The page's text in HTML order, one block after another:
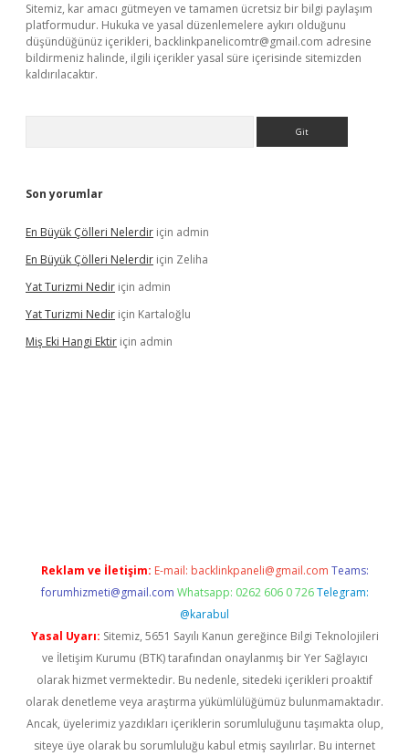
Sitemiz, kar amacı gütmeyen ve tamamen ücretsiz bir bilgi paylaşım
platformudur. Hukuka ve yasal düzenlemelere aykırı olduğunu
düşündüğünüz içerikleri, backlinkpanelicomtr@gmail.com adresine
bildirmeniz halinde, ilgili içerikler yasal süre içerisinde sitemizden
kaldırılacaktır.
Son yorumlar
En Büyük Çölleri Nelerdir için admin
En Büyük Çölleri Nelerdir için Zeliha
Yat Turizmi Nedir için admin
Yat Turizmi Nedir için Kartaloğlu
Miş Eki Hangi Ektir için admin
Reklam ve İletişim: E-mail: backlinkpaneli@gmail.com Teams:
forumhizmeti@gmail.com Whatsapp: 0262 606 0 726 Telegram:
@karabul
Yasal Uyarı: Sitemiz, 5651 Sayılı Kanun gereğince Bilgi Teknolojileri
ve İletişim Kurumu (BTK) tarafından onaylanmış bir Yer Sağlayıcı
olarak hizmet vermektedir. Bu nedenle, sitedeki içerikleri proaktif
olarak denetleme veya araştırma yükümlülüğümüz bulunmamaktadır.
Ancak, üyelerimiz yazdıkları içeriklerin sorumluluğunu taşımakta olup,
siteye üye olarak bu sorumluluğu kabul etmiş sayılırlar. Bu internet